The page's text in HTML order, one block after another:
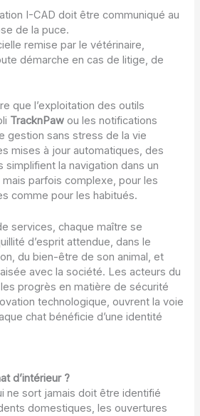
I-CAD doit être communiqué au
de la puce.
remise par le vétérinaire,
démarche en cas de litige, de
que l’exploitation des outils
TracknPaw ou les notifications
gestion sans stress de la vie
mises à jour automatiques, des
la navigation dans un
parfois complexe, pour les
comme pour les habitués.
services, chaque maître se
d’esprit attendue, dans le
du bien-être de son animal, et
avec la société. Les acteurs du
progrès en matière de sécurité
technologique, ouvrent la voie
chat bénéficie d’une identité
d’intérieur ?
ne sort jamais doit être identifié
domestiques, les ouvertures